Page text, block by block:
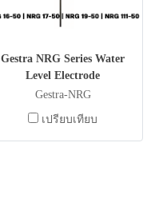
Gestra NRG Series Water
Level Electrode
Gestra-NRG
เปรียบเทียบ